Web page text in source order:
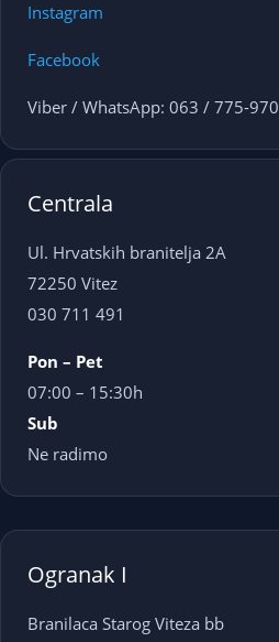
Instagram
Facebook
Viber / WhatsApp: 063 / 775-970
Centrala
Ul. Hrvatskih branitelja 2A
72250 Vitez
030 711 491
Pon – Pet
07:00 – 15:30h
Sub
Ne radimo
Ogranak I
Branilaca Starog Viteza bb